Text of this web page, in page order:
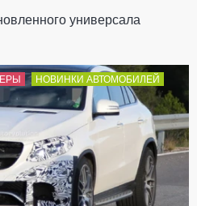
универсала
НОВИНКИ АВТОМОБИЛЕЙ